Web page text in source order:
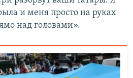
и меня просто на руках
над головами».